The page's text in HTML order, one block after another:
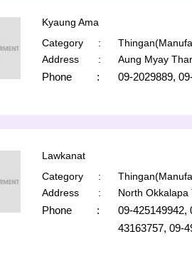
Kyaung Ama
Category
:
Address
: Aung Myay
Phone : 09-2029889,
Lawkanat
Category
:
Address
: North Okkalapa
Phone :
09-425149942,
43163757, 09-